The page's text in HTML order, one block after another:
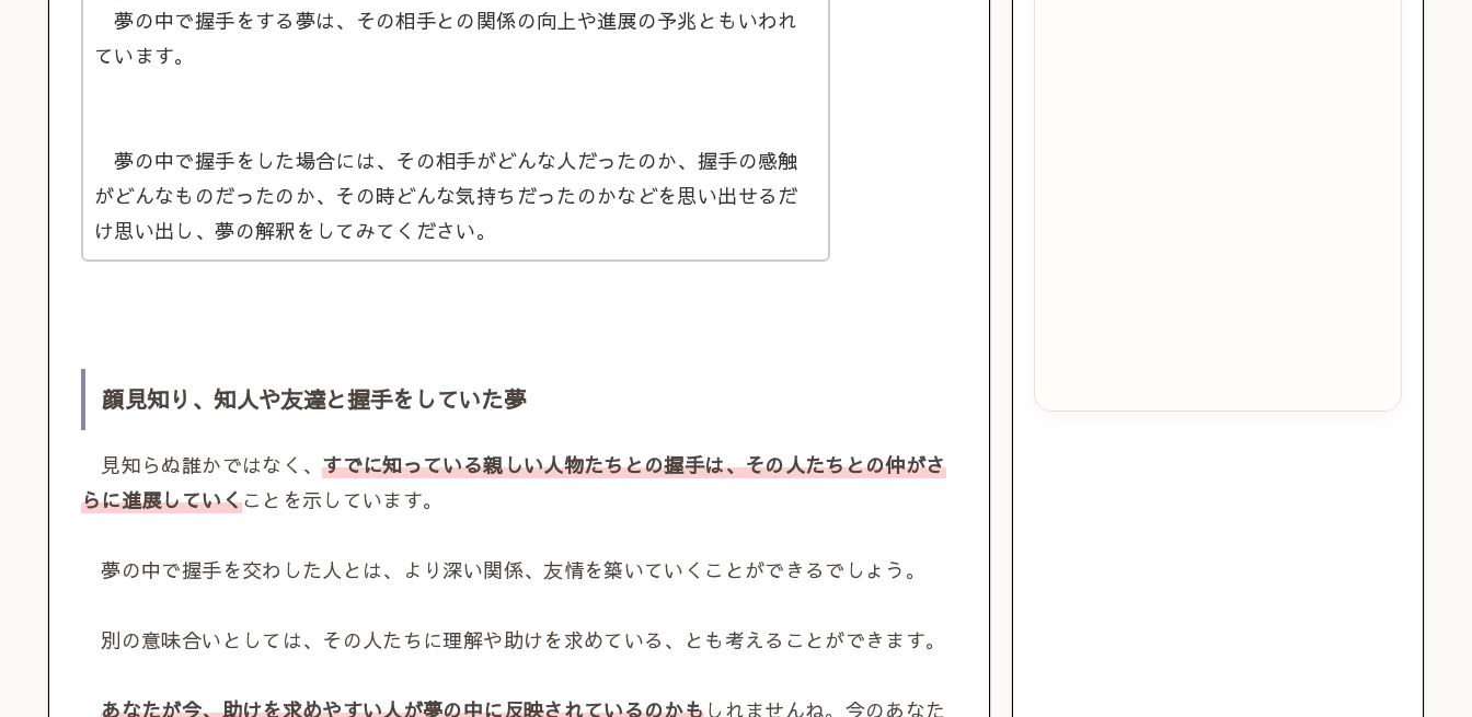
夢の中で握手をする夢は、その相手との関係の向上や進展の予兆ともいわれ
ています。
夢の中で握手をした場合には、その相手がどんな人だったのか、握手の感触
がどんなものだったのか、その時どんな気持ちだったのかなどを思い出せるだ
け思い出し、夢の解釈をしてみてください。
顔見知り、知人や友達と握手をしていた夢
見知らぬ誰かではなく、すでに知っている親しい人物たちとの握手は、その人たちとの仲がさ
らに進展していくことを示しています。
夢の中で握手を交わした人とは、より深い関係、友情を築いていくことができるでしょう。
別の意味合いとしては、その人たちに理解や助けを求めている、とも考えることができます。
あなたが今、助けを求めやすい人が夢の中に反映されているのかもしれませんね。今のあなた